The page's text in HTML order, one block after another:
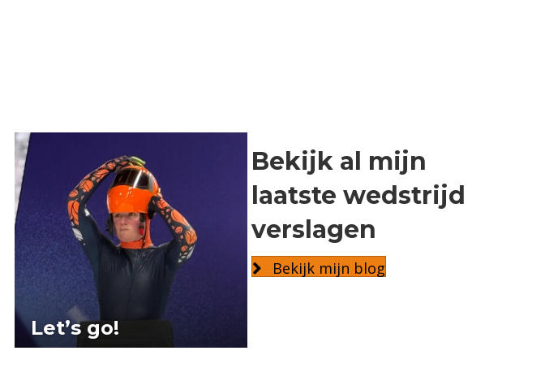
Let’s go!
Bekijk al mijn
laatste wedstrijd
verslagen
Bekijk mijn blog